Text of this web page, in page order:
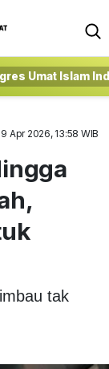
Umat Islam
Apr 2026, 13:58 WIB
tak